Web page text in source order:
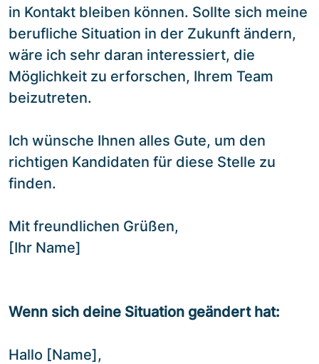
in Kontakt bleiben können. Sollte sich meine
berufliche Situation in der Zukunft ändern,
wäre ich sehr daran interessiert, die
Möglichkeit zu erforschen, Ihrem Team
beizutreten.
Ich wünsche Ihnen alles Gute, um den
richtigen Kandidaten für diese Stelle zu
finden.
Mit freundlichen Grüßen,
[Ihr Name]
Wenn sich deine Situation geändert hat:
Hallo [Name],